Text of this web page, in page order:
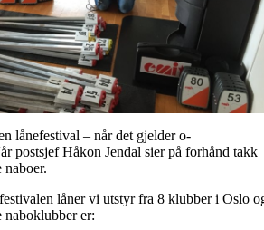
lånefestival – når det gjelder o-
postsjef Håkon Jendal sier på forhånd takk
låner vi utstyr fra 8 klubber i Oslo
naboklubber er: